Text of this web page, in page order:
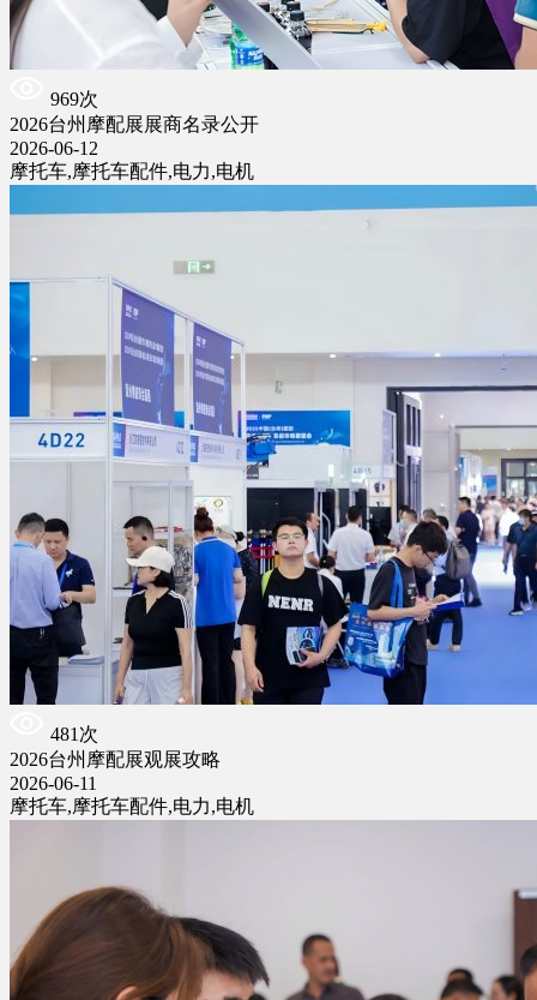
969次
2026台州摩配展展商名录公开
2026-06-12
摩托车,摩托车配件,电力,电机
481次
2026台州摩配展观展攻略
2026-06-11
摩托车,摩托车配件,电力,电机